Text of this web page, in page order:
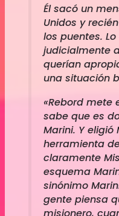
Él sacó un
Unidos y
los puentes.
judicialmente
querían
una situación
«Rebord mete
sabe que es
Marini. Y eligió
herramienta
claramente
esquema
sinónimo
gente piensa